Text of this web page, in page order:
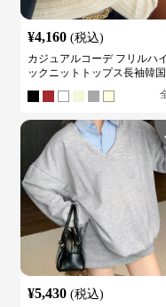
¥4,160 (税込)
カジュアルコーデ フリルハ
ックニットトップス長袖韓
¥5,430 (税込)